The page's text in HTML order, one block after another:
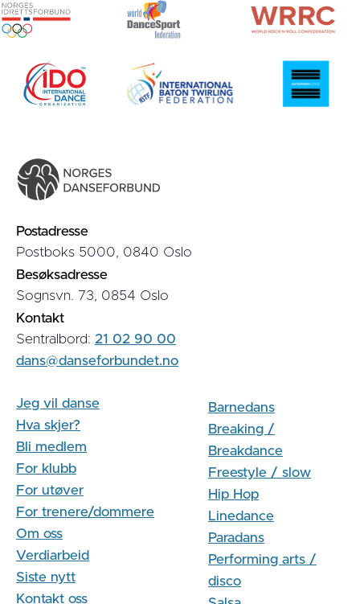
Postadresse
Postboks 5000, 0840 Oslo
Besøksadresse
Sognsvn. 73, 0854 Oslo
Kontakt
Sentralbord: 21 02 90 00
dans@danseforbundet.no
Jeg vil danse
Hva skjer?
Bli medlem
For klubb
For utøver
For trenere/dommere
Om oss
Verdiarbeid
Siste nytt
Kontakt oss
Barnedans
Breaking /
Breakdance
Freestyle / slow
Hip Hop
Linedance
Paradans
Performing arts /
disco